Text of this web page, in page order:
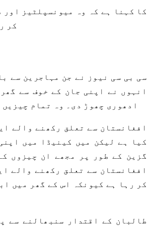
کر
سی بی سی نیوز نے جن مہاجرین سے
انہوں نے اپنی جان کے خوف سے
ادھوری چھوڑ دی۔ وہ تمام
افغانستان سے تعلق رکھنے والے
کیا ہے لیکن میں کینیڈا میں
گزین کے طور پر مجھے ان چیزوں
افغانستان سے تعلق رکھنے والے
کر رہا ہے کیونکہ اس کے گھر میں
طالبان کے اقتدار سنبھالنے سے